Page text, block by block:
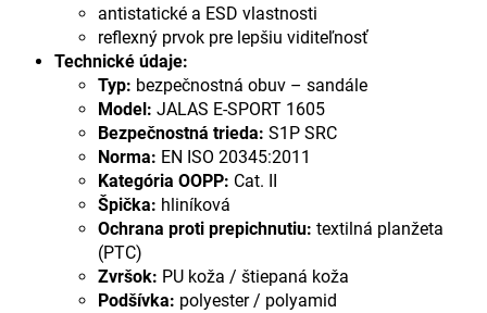
antistatické a ESD vlastnosti
reflexný prvok pre lepšiu viditeľnosť
Technické údaje:
Typ: bezpečnostná obuv – sandále
Model: JALAS E-SPORT 1605
Bezpečnostná trieda: S1P SRC
Norma: EN ISO 20345:2011
Kategória OOPP: Cat. II
Špička: hliníková
Ochrana proti prepichnutiu: textilná planžeta
(PTC)
Zvršok: PU koža / štiepaná koža
Podšívka: polyester / polyamid